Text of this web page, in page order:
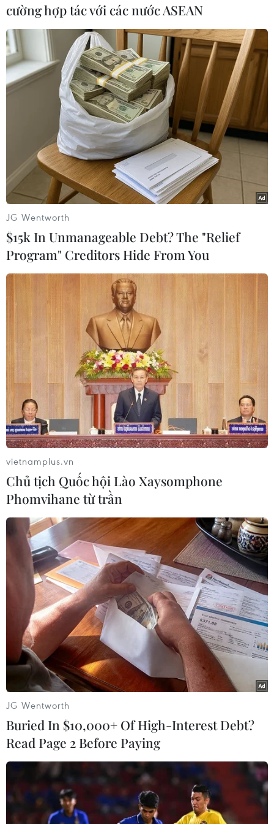
Play
Video
(Vnews/Vietnam+)
#Tổng thống Mỹ Doanld Trump
#Hội nghị thượng đỉnh G20
#Thặng dư thương mại
Mỹ
Thị trường vaccine thế giới
chuyển hướng sang người
cao tuổi
08/08/2026 15:01
Chuyên gia Nhật Bản nói
Việt Nam nên ưu tiên sản
xuất và đóng gói chip bán
08/08/2026 13:28
Nông sản Việt Nam còn
nhiều dư địa tại thị trường
Algeria
Động lực mới cho hợp tác
thương mại Việt Nam-
Australia
cường hợp tác với các nước ASEAN
JG Wentworth
$15k In Unmanageable Debt? The "Relief
Program" Creditors Hide From You
vietnamplus.vn
Chủ tịch Quốc hội Lào Xaysomphone
Phomvihane từ trần
JG Wentworth
Buried In $10,000+ Of High-Interest Debt?
Read Page 2 Before Paying